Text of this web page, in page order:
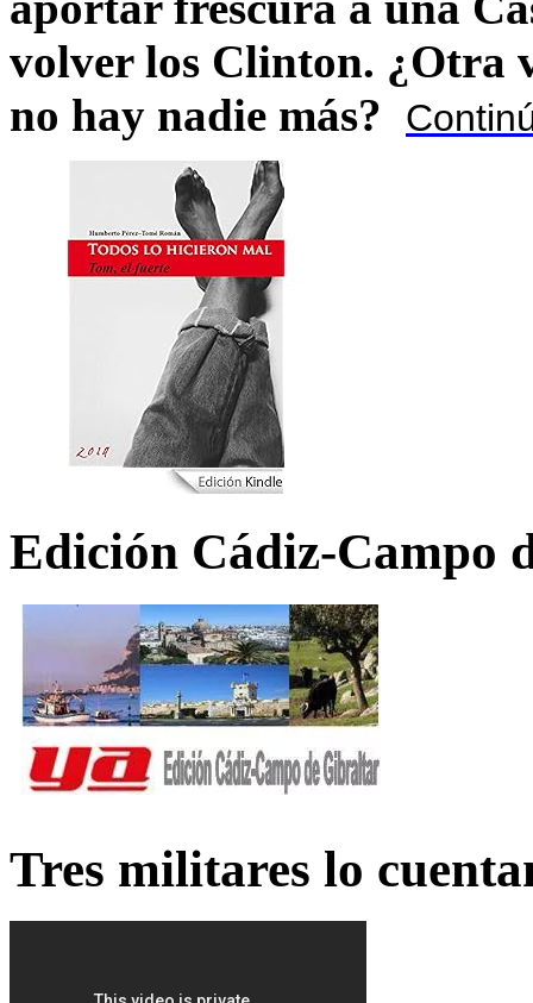
volver los Clinton. ¿Otra
no hay nadie más?
Edición Cádiz-Campo
Tres militares lo